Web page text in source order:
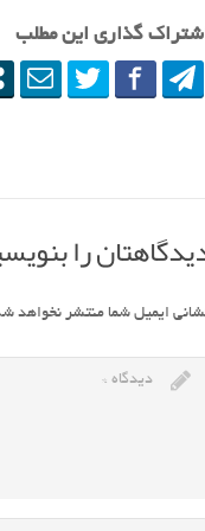
گذاری این مطلب
را
ایمیل شما منتشر نخواهد